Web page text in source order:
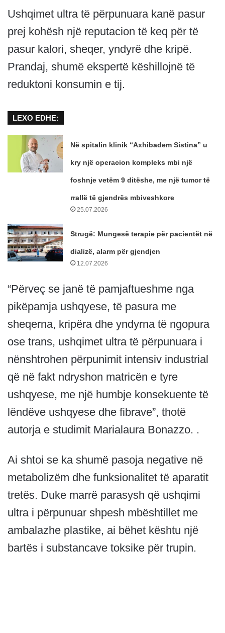
Ushqimet ultra të përpunuara kanë pasur
prej kohësh një reputacion të keq për të
pasur kalori, sheqer, yndyrë dhe kripë.
Prandaj, shumë ekspertë këshillojnë të
reduktoni konsumin e tij.
LEXO EDHE:
Në spitalin klinik “Axhibadem Sistina” u
kry një operacion kompleks mbi një
foshnje vetëm 9 ditëshe, me një tumor të
rrallë të gjendrës mbiveshkore
25.07.2026
Strugë: Mungesë terapie për pacientët në
dializë, alarm për gjendjen
12.07.2026
“Përveç se janë të pamjaftueshme nga
pikëpamja ushqyese, të pasura me
sheqerna, kripëra dhe yndyrna të ngopura
ose trans, ushqimet ultra të përpunuara i
nënshtrohen përpunimit intensiv industrial
që në fakt ndryshon matricën e tyre
ushqyese, me një humbje konsekuente të
lëndëve ushqyese dhe fibrave”, thotë
autorja e studimit Marialaura Bonazzo. .
Ai shtoi se ka shumë pasoja negative në
metabolizëm dhe funksionalitet të aparatit
tretës. Duke marrë parasysh që ushqimi
ultra i përpunuar shpesh mbështillet me
ambalazhe plastike, ai bëhet kështu një
bartës i substancave toksike për trupin.